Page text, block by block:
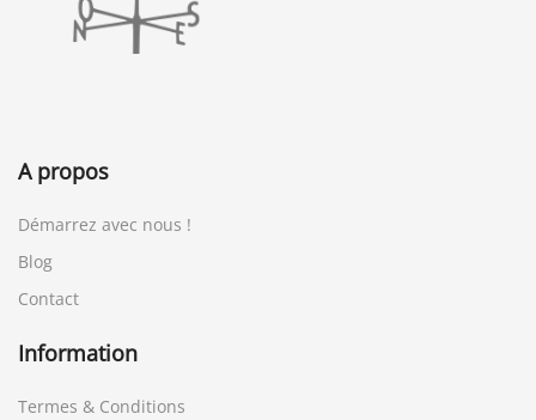
A propos
Démarrez avec nous !
Blog
Contact
Information
Termes & Conditions